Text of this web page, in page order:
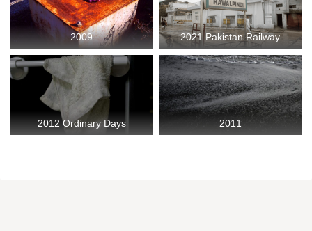
2009 2021 Pakistan Railway
2012 Ordinary Days 2011